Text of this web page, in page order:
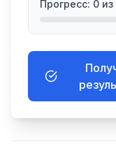
Прогресс: 0 из